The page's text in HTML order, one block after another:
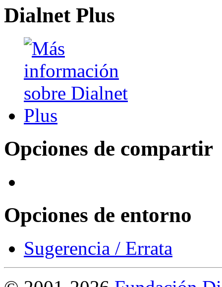
Dialnet Plus
Opciones de compartir
Opciones de entorno
Sugerencia / Errata